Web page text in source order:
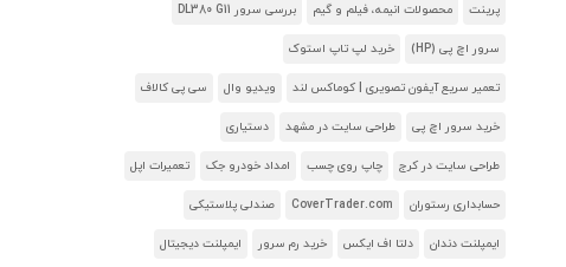
پرینت محصولات انیمه، فیلم و گیم بررسی سرور DL380 G11
سرور اچ پی (HP) خرید لپ تاپ استوک
تعمیر سریع آیفون تصویری | کوماکس لند ویدیو وال سی پی کالاف
خرید سرور اچ پی طراحی سایت در مشهد دستیاری
طراحی سایت در کرج چاپ روی چسب امداد خودرو جک تعمیرات اپل
حسابداری رستوران CoverTrader.com صندلی پلاستیکی
ایمپلنت دندان دلتا اف ایکس خرید رم سرور ایمپلنت دیجیتال